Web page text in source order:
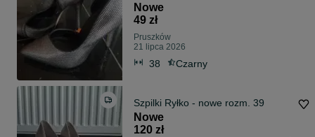
Nowe
49 zł
Pruszków
21 lipca 2026
38 Czarny
Szpilki Ryłko - nowe rozm. 39
Nowe
120 zł